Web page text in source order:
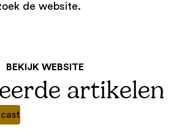
de website.
BEKIJK WEBSITE
artikelen